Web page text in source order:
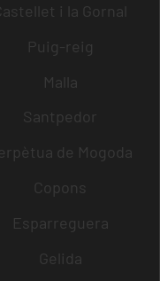
i la Gornal
Puig-reig
Malla
Santpedor
de Mogoda
Copons
Esparreguera
Gelida